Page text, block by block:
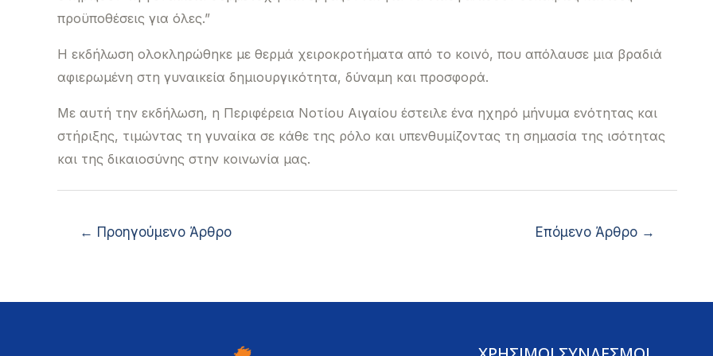
προϋποθέσεις για όλες.”
Η εκδήλωση ολοκληρώθηκε με θερμά χειροκροτήματα από το κοινό, που απόλαυσε μια βραδιά
αφιερωμένη στη γυναικεία δημιουργικότητα, δύναμη και προσφορά.
Με αυτή την εκδήλωση, η Περιφέρεια Νοτίου Αιγαίου έστειλε ένα ηχηρό μήνυμα ενότητας και
στήριξης, τιμώντας τη γυναίκα σε κάθε της ρόλο και υπενθυμίζοντας τη σημασία της ισότητας
και της δικαιοσύνης στην κοινωνία μας.
← Προηγούμενο Άρθρο Επόμενο Άρθρο →